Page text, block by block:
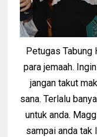
Petugas Tabung
para jemaah.
jangan takut
sana. Terlalu
untuk anda.
sampai anda tak